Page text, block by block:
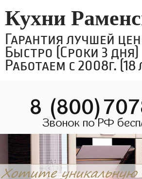
Кухни
Гарантия лучшей
Быстро (Сроки 3 дня)
Работаем с 2008г. (18
8
Звонок по РФ